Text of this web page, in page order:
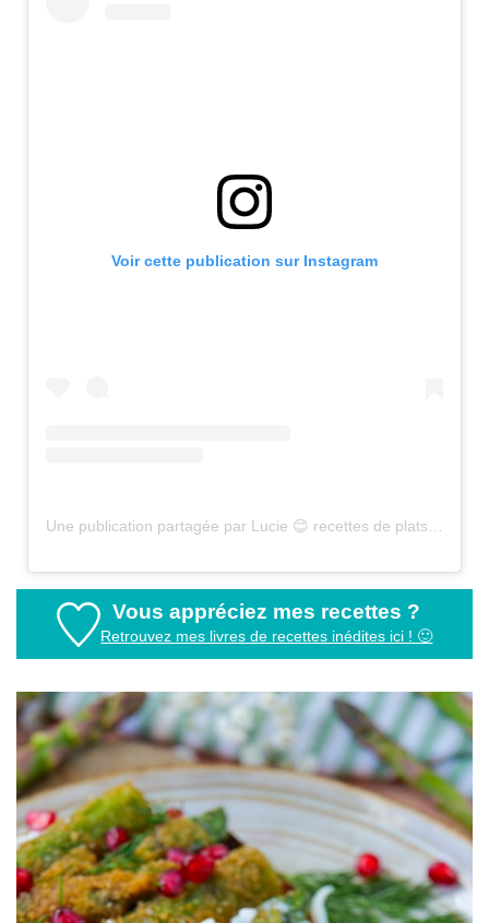
Voir cette publication sur Instagram
Vous appréciez mes recettes ?
Retrouvez mes livres de recettes inédites ici ! 🙂